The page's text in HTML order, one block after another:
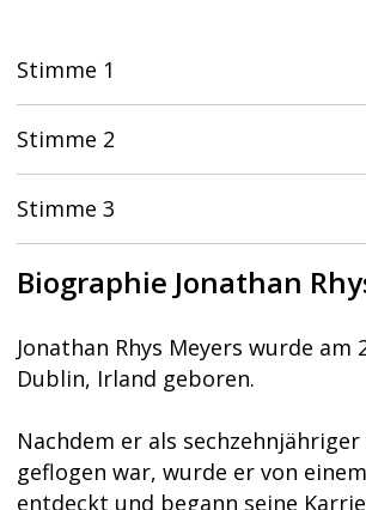
Stimme 1
Stimme 2
Stimme 3
Biographie Jonathan
Jonathan Rhys Meyers wurde am
Dublin, Irland geboren.
Nachdem er als
geflogen war, wurde er von
entdeckt und begann seine